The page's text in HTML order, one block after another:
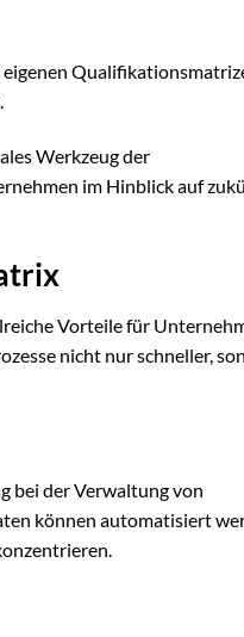
Werkzeug der
im Hinblick auf
Vorteile für
nicht nur schneller,
bei der Verwaltung von
können automatisiert